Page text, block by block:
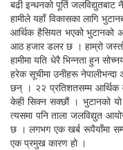
बढी इन्धनको पूर्ति जलविद्युतबाट
हामीले यहाँ विकासका लागि
आर्थिक हैसियत भएको भुटानको
आठ हजार डलर छ । हाम्रो
हामीमा यति धेरै भिन्नता हुन
हरेक सूचीमा उनीहरू नेपालीभन्दा
छन् । २२ प्रतिशतसम्म आर्थिक
केही सिक्न सक्छौं । भुटानको
त्यसमा पनि ताला जलविद्युत
छ । लगभग एक खर्ब रूपैयाँमा
एक प्रमुख कारण हो ।